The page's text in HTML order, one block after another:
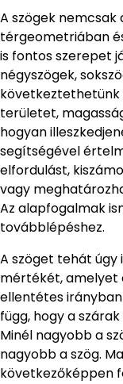
A szögek
térgeometriában
is fontos szerepet
négyszögek,
következtethetünk
területet,
hogyan
segítségével
elfordulást,
vagy
Az alapfogalmak
továbblépéshez.
A szöget tehát úgy
mértékét, amelyet
ellentétes
függ, hogy a
Minél nagyobb a
nagyobb a szög.
következőképpen